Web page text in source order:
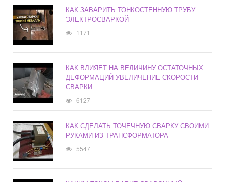
КАК ЗАВАРИТЬ ТОНКОСТЕННУЮ ТРУБУ
ЭЛЕКТРОСВАРКОЙ
1171
КАК ВЛИЯЕТ НА ВЕЛИЧИНУ ОСТАТОЧНЫХ
ДЕФОРМАЦИЙ УВЕЛИЧЕНИЕ СКОРОСТИ
СВАРКИ
6127
КАК СДЕЛАТЬ ТОЧЕЧНУЮ СВАРКУ СВОИМИ
РУКАМИ ИЗ ТРАНСФОРМАТОРА
5547